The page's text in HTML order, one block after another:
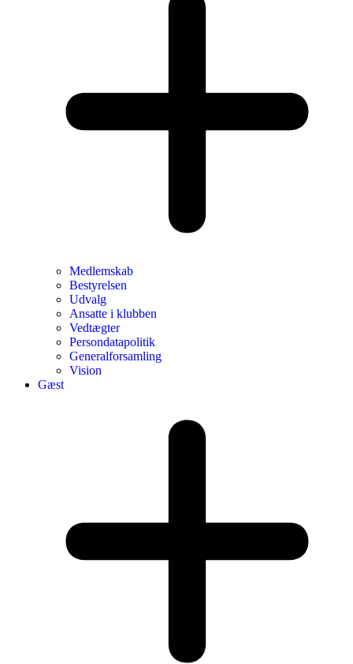
Medlemskab
Bestyrelsen
Udvalg
Ansatte i klubben
Vedtægter
Persondatapolitik
Generalforsamling
Vision
Gæst